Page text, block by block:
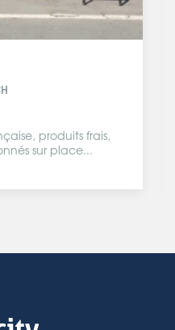
produits frais,
sur place...